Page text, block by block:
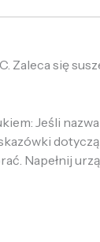
Zaleca się
Jeśli
Napełnij